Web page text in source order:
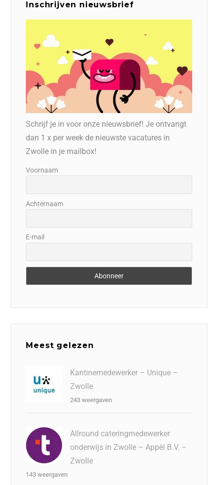
Inschrijven nieuwsbrief
Schrijf je in voor onze nieuwsbrief! Je ontvangt
dan 1 x per week de nieuwste vacatures in
Zwolle in je mailbox!
Voornaam
Achternaam
E-mail
Meest gelezen
Kantinemedewerker – Unique –
Zwolle
243 weergaven
Allround cateringmedewerker
onderwijs in Zwolle – Appèl B.V. –
Zwolle
143 weergaven